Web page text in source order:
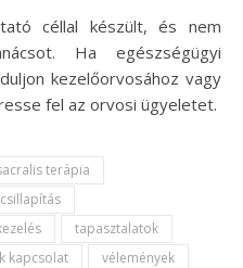
céllal készült, és nem
Ha egészségügyi
kezelőorvosához vagy
fel az orvosi ügyeletet.
terápia
tapasztalatok
kapcsolat vélemények